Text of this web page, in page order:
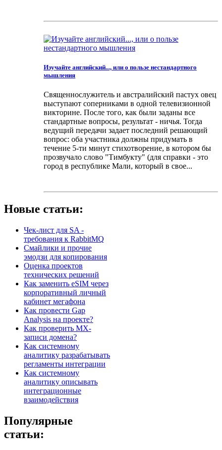
Изучайте английский..., или о пользе нестандартного
мышления
Cвященнослужитель и австралийский пастух овец
выступают соперниками в одной телевизионной
викторине. После того, как были заданы все
стандартные вопросы, результат - ничья. Тогда
ведущий передачи задает последний решающий
вопрос: оба участника должны придумать в
течение 5-ти минут стихотворение, в котором бы
прозвучало слово "Тимбукту" (для справки - это
город в республике Мали, который в свое...
Новые статьи:
Чек-лист для SA -
требования к RabbitMQ
Смайлики и прочие
эмодзи для копирования
Оценка проектов
технических решений
Как заменить eSIM через
корпоративный личный
кабинет мегафона
Как провести Gap
Analysis на проекте?
Как проверить MX-
записи домена?
Как системному
аналитику разрабатывать
регламенты интеграции
Как системному
аналитику описывать
интеграционные
взаимодействия
Популярные
статьи: